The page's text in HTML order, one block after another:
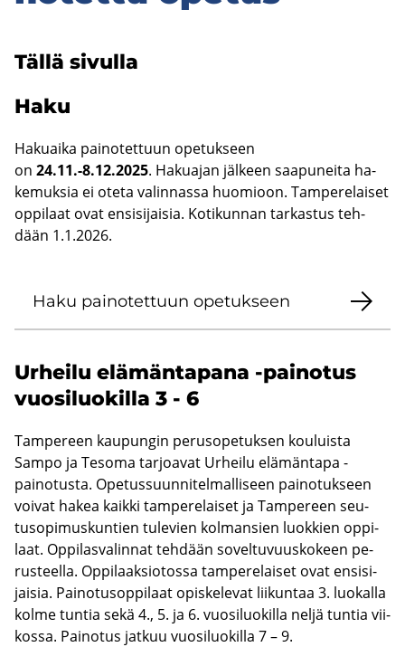
Tällä si­vul­la
Haku
Ha­kuai­ka pai­no­tet­tuun ope­tuk­seen
on 24.11.-8.12.2025. Ha­kua­jan jäl­keen saa­pu­nei­ta ha­
ke­muk­sia ei oteta va­lin­nas­sa huo­mioon. Tam­pe­re­lai­set
op­pi­laat ovat en­si­si­jai­sia. Ko­ti­kun­nan tar­kas­tus teh­
dään 1.1.2026.
Haku pai­no­tet­tuun ope­tuk­seen
Ur­hei­lu elä­män­ta­pa­na -​painotus
vuo­si­luo­kil­la 3 - 6
Tam­pe­reen kau­pun­gin pe­rus­o­pe­tuk­sen kou­luis­ta
Sampo ja Te­so­ma tar­joa­vat Ur­hei­lu elä­män­ta­pa -​
painotusta. Ope­tus­suun­ni­tel­mal­li­seen pai­no­tuk­seen
voi­vat hakea kaik­ki tam­pe­re­lai­set ja Tam­pe­reen seu­
tuso­pi­mus­kun­tien tu­le­vien kol­man­sien luok­kien op­pi­
laat. Op­pi­las­va­lin­nat teh­dään so­vel­tu­vuus­ko­keen pe­
rus­teel­la. Op­pi­laak­sio­tos­sa tam­pe­re­lai­set ovat en­si­si­
jai­sia. Pai­no­tusop­pi­laat opis­ke­le­vat lii­kun­taa 3. luo­kal­la
kolme tun­tia sekä 4., 5. ja 6. vuo­si­luo­kil­la neljä tun­tia vii­
kos­sa. Pai­no­tus jat­kuu vuo­si­luo­kil­la 7 – 9.